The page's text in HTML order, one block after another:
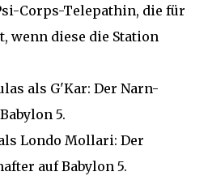
Corps-Telepathin, die für
wenn diese die Station
als G'Kar: Der Narn-
5.
Londo Mollari: Der
auf Babylon 5.